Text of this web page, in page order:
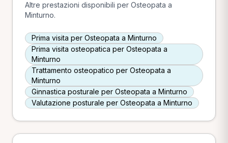
Altre prestazioni disponibili per Osteopata a
Minturno.
Prima visita per Osteopata a Minturno
Prima visita osteopatica per Osteopata a
Minturno
Trattamento osteopatico per Osteopata a
Minturno
Ginnastica posturale per Osteopata a Minturno
Valutazione posturale per Osteopata a Minturno